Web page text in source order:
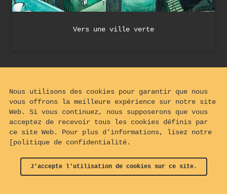
Vers une ville verte
Nous utilisons des cookies pour garantir que nous
vous offrons la meilleure expérience sur notre site
Web. Si vous continuez, nous supposerons que vous
acceptez de recevoir tous les cookies définis par
ce site Web. Pour plus d'informations, lisez notre
[politique de confidentialité.
J'accepte l'utilisation de cookies sur ce site.